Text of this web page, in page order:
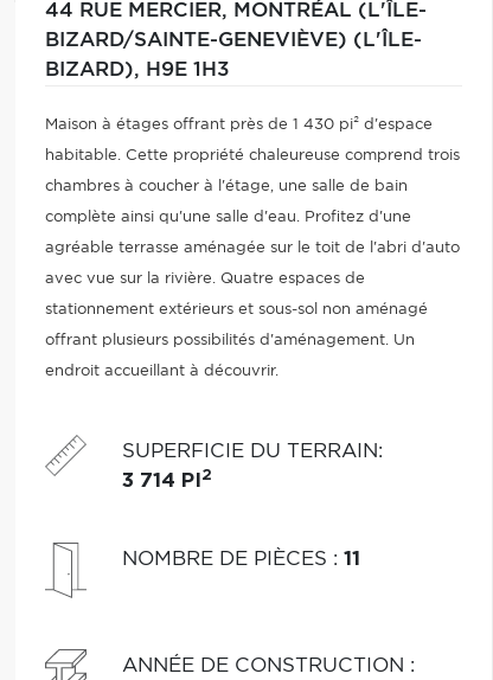
44 RUE MERCIER, MONTRÉAL (L'ÎLE-
BIZARD/SAINTE-GENEVIÈVE) (L'ÎLE-
BIZARD), H9E 1H3
Maison à étages offrant près de 1 430 pi² d'espace
habitable. Cette propriété chaleureuse comprend trois
chambres à coucher à l'étage, une salle de bain
complète ainsi qu'une salle d'eau. Profitez d'une
agréable terrasse aménagée sur le toit de l'abri d'auto
avec vue sur la rivière. Quatre espaces de
stationnement extérieurs et sous-sol non aménagé
offrant plusieurs possibilités d'aménagement. Un
endroit accueillant à découvrir.
SUPERFICIE DU TERRAIN:
3 714 PI 2
NOMBRE DE PIÈCES : 11
ANNÉE DE CONSTRUCTION :